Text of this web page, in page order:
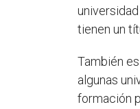
tienen un
También
algunas
formación